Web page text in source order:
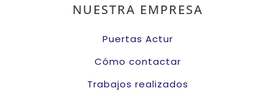
NUESTRA EMPRESA
Puertas Actur
Cómo contactar
Trabajos realizados